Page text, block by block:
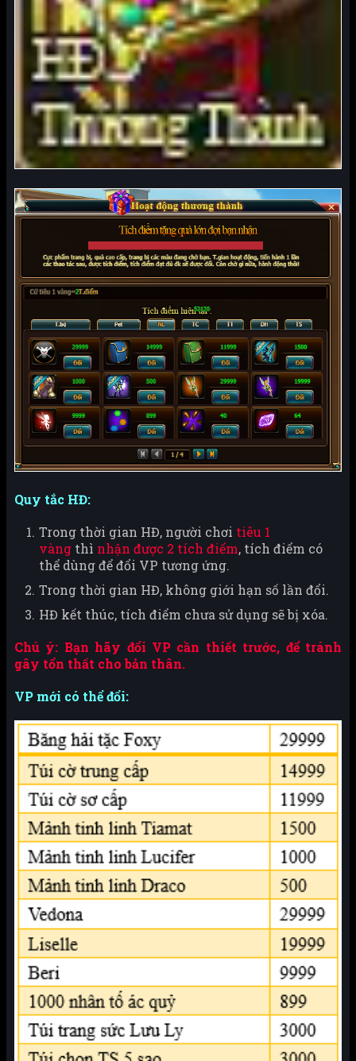
Quy tắc HĐ:
Trong thời gian HĐ, người chơi tiêu 1
vàng thì nhận được 2 tích điểm, tích điểm có
thể dùng để đổi VP tương ứng.
Trong thời gian HĐ, không giới hạn số lần đổi.
HĐ kết thúc, tích điểm chưa sử dụng sẽ bị xóa.
Chú ý: Bạn hãy đổi VP cần thiết trước, để tránh
gây tổn thất cho bản thân.
VP mới có thể đổi: